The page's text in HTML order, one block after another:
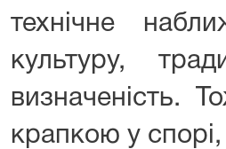
технічне
культуру,
визначеність.
крапкою у